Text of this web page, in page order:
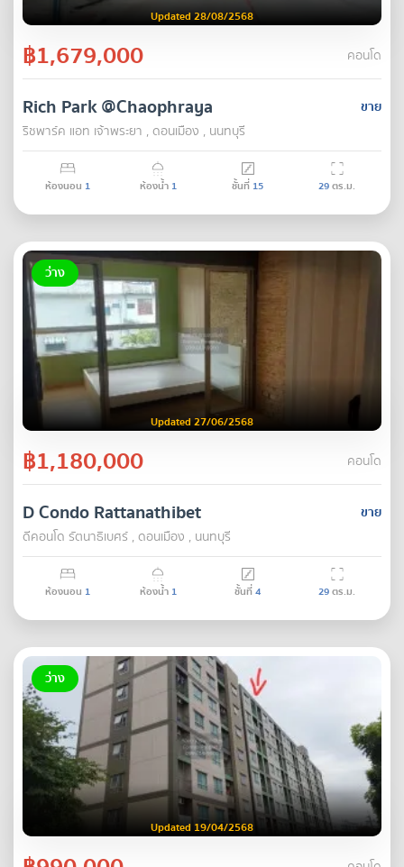
Updated 28/08/2568
฿1,679,000 คอนโด
ขาย
Rich Park @Chaophraya
ริชพาร์ค แอท เจ้าพระยา , ดอนเมือง , นนทบุรี
ห้องนอน 1 ห้องน้ำ 1 ชั้นที่ 15 29ตร.ม.
ว่าง
Updated 27/06/2568
฿1,180,000 คอนโด
ขาย
D Condo Rattanathibet
ดีคอนโด รัตนา​ธิเบศร์ , ดอนเมือง , นนทบุรี
ห้องนอน 1 ห้องน้ำ 1 ชั้นที่4 29ตร.ม.
ว่าง
Updated 19/04/2568